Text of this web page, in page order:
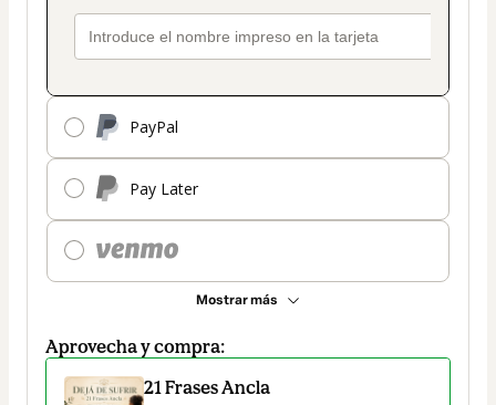
PayPal
Pay Later
Mostrar más
Aprovecha y compra:
21 Frases Ancla